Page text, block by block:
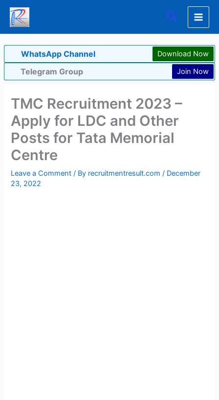
Skip
content
Search
WhatsApp Channel Download Now
Telegram Group Join Now
TMC Recruitment 2023 –
Apply for LDC and Other
Posts for Tata Memorial
Centre
Leave a Comment / By recruitmentresult.com/ December
23, 2022